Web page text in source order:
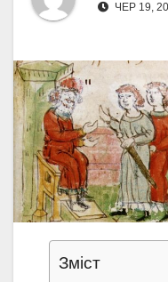
ЧЕР 19,
Зміст